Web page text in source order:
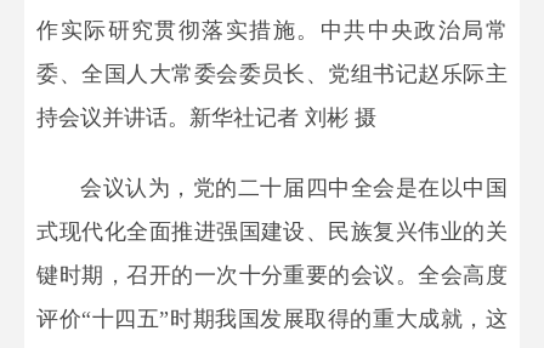
作实际研究贯彻落实措施。中共中央政治局常
委、全国人大常委会委员长、党组书记赵乐际主
持会议并讲话。 新华社记者 刘彬 摄
会议认为，党的二十届四中全会是在以中国
式现代化全面推进强国建设、民族复兴伟业的关
键时期，召开的一次十分重要的会议。全会高度
评价“十四五”时期我国发展取得的重大成就，这